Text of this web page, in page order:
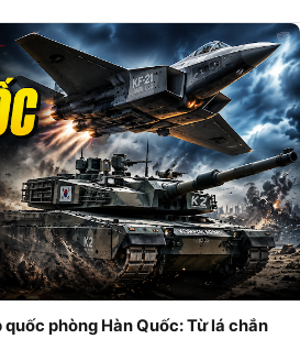
phòng Hàn Quốc: Từ lá chắn